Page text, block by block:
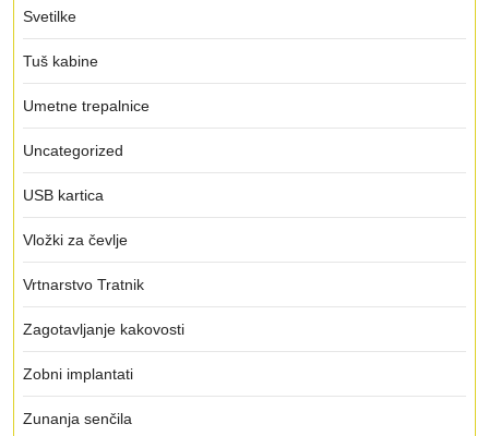
Svetilke
Tuš kabine
Umetne trepalnice
Uncategorized
USB kartica
Vložki za čevlje
Vrtnarstvo Tratnik
Zagotavljanje kakovosti
Zobni implantati
Zunanja senčila